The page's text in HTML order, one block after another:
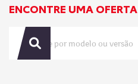
ENCONTRE UMA OFERTA